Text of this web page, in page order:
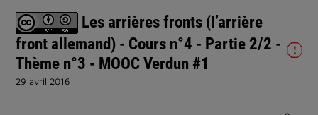
Les arrières fronts (l’arrière
front allemand) - Cours n°4 - Partie 2/2 -
Thème n°3 - MOOC Verdun #1
29 avril 2016